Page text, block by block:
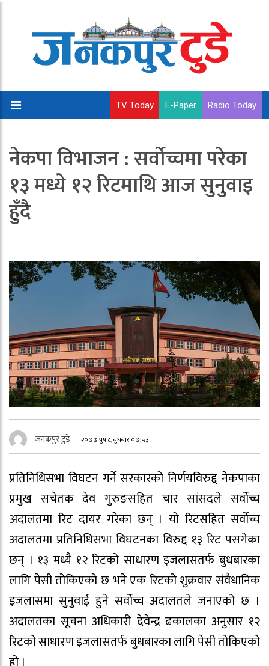
TV Today E-Paper Radio Today
नेकपा विभाजन : सर्वोच्चमा परेका
१३ मध्ये १२ रिटमाथि आज सुनुवाइ
हुँदै
जनकपुर टुडे २०७७ पुष ८, बुधबार ०७:५३
प्रतिनिधिसभा विघटन गर्ने सरकारको निर्णयविरुद्द नेकपाका
प्रमुख सचेतक देव गुरुङसहित चार सांसदले सर्वोच्च
अदालतमा रिट दायर गरेका छन् । यो रिटसहित सर्वोच्च
अदालतमा प्रतिनिधिसभा विघटनका विरुद्द १३ रिट पसगेका
छन् । १३ मध्यै १२ रिटको साधारण इजलासतर्फ बुधबारका
लागि पेसी तोकिएको छ भने एक रिटको शुक्रवार संवैधानिक
इजलासमा सुनुवाई हुने सर्वोच्च अदालतले जनाएको छ ।
अदालतका सूचना अधिकारी देवेन्द्र ढकालका अनुसार १२
रिटको साधारण इजलासतर्फ बुधबारका लागि पेसी तोकिएको